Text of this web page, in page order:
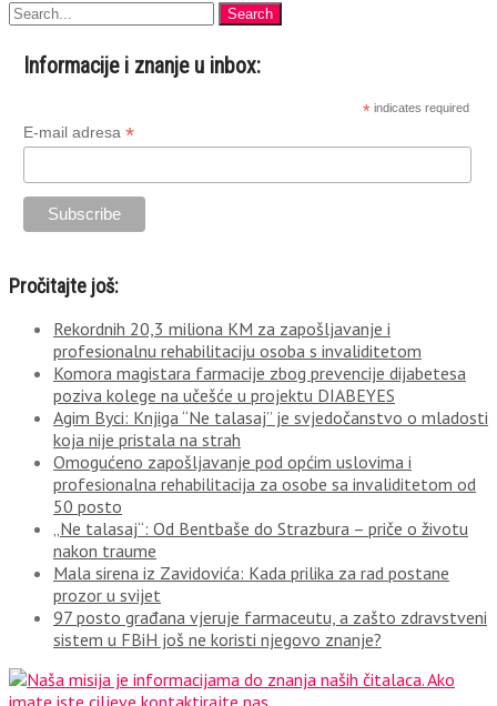
Informacije i znanje u inbox:
* indicates required
E-mail adresa *
Pročitajte još:
Rekordnih 20,3 miliona KM za zapošljavanje i
profesionalnu rehabilitaciju osoba s invaliditetom
Komora magistara farmacije zbog prevencije dijabetesa
poziva kolege na učešće u projektu DIABEYES
Agim Byci: Knjiga “Ne talasaj” je svjedočanstvo o mladosti
koja nije pristala na strah
Omogućeno zapošljavanje pod općim uslovima i
profesionalna rehabilitacija za osobe sa invaliditetom od
50 posto
„Ne talasaj“: Od Bentbaše do Strazbura – priče o životu
nakon traume
Mala sirena iz Zavidovića: Kada prilika za rad postane
prozor u svijet
97 posto građana vjeruje farmaceutu, a zašto zdravstveni
sistem u FBiH još ne koristi njegovo znanje?